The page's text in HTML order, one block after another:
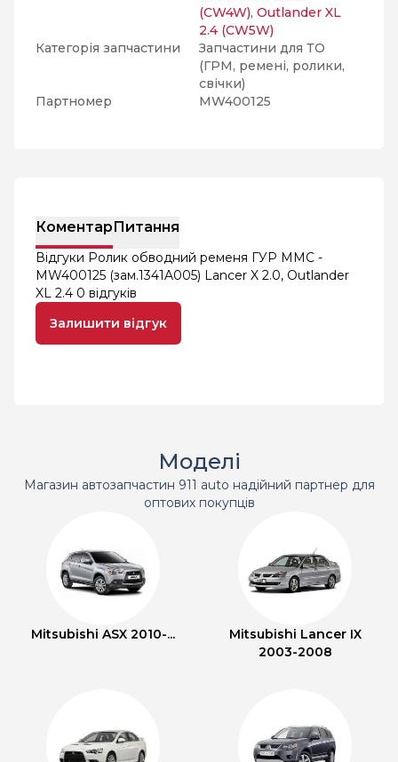
(CW4W), Outlander XL
2.4 (CW5W)
Категорія запчастини
Запчастини для ТО
(ГРМ, ремені, ролики,
свічки)
Партномер
MW400125
КоментарПитання
Відгуки Ролик обводний ременя ГУР MMC -
MW400125 (зам.1341A005) Lancer X 2.0, Outlander
XL 2.4 0 відгуків
Залишити відгук
Моделі
Магазин автозапчастин 911 auto надійний партнер для
оптових покупців
Mitsubishi ASX 2010-...
Mitsubishi Lancer IX
2003-2008